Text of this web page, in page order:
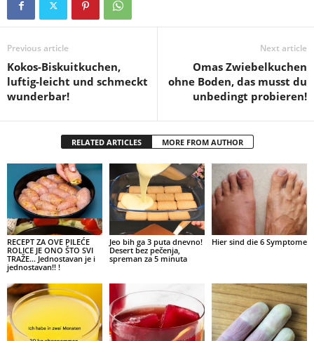
Previous article
Kokos-Biskuitkuchen,
luftig-leicht und schmeckt
wunderbar!
Next article
Omas Zwiebelkuchen
ohne Boden, das musst du
unbedingt probieren!
RELATED ARTICLES MORE FROM AUTHOR
RECEPT ZA OVE PILEĆE
ROLICE JE ONO ŠTO SVI
TRAŽE… Jednostavan je i
jednostavan!! !
Jeo bih ga 3 puta dnevno!
Desert bez pečenja,
spreman za 5 minuta
Hier sind die 6 Symptome